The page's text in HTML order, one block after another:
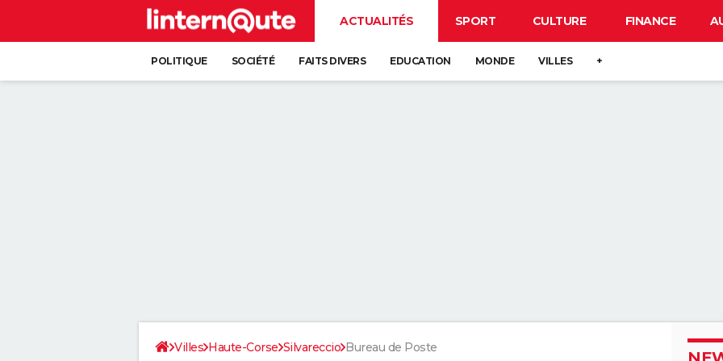
ACTUALITÉS SPORT CULTURE FINANCE
POLITIQUE SOCIÉTÉ FAITS DIVERS EDUCATION MONDE VILLES +
Villes Haute-Corse Silvareccio Bureau de Poste